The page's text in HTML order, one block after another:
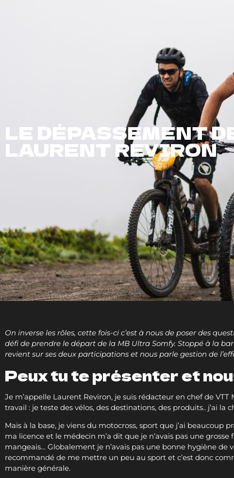
LE DÉPASSEMENT
LAURENT REVIRON
On inverse les rôles, cette fois-ci c’est à nous de poser des
défi de prendre le départ de la MB Ultra Somfy. Stoppé à la
revient sur ses deux participations et nous parle gestion de
Peux tu te présenter et
Je m’appelle Laurent Reviron, je suis rédacteur en chef de
travail : je teste des vélos, des destinations, des produits.. j’ai
Mais à la base, je viens du motocross, sport que j’ai beaucoup
ma licence et le médecin m’a dit que je n’avais pas une
mangeais… Globalement je n’avais pas une bonne hygiène de
recommandé de me mettre un peu au sport et c’est donc
manière générale.